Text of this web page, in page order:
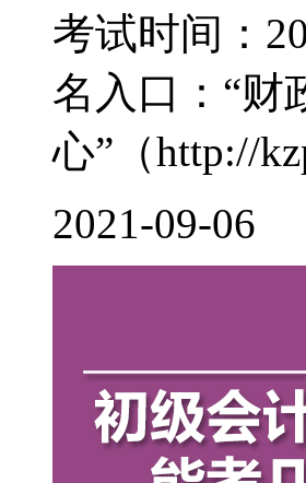
考试时间：
名入口：“财
心”（http://
2021-09-06